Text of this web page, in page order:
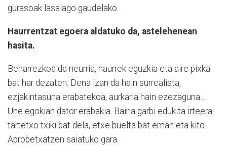
gurasoak lasaiago gaudelako.
Haurrentzat egoera aldatuko da, astelehenean
hasita.
Beharrezkoa da neurria, haurrek eguzkia eta aire pixka
bat har dezaten. Dena izan da hain surrealista,
ezjakintasuna erabatekoa, aurkaria hain ezezaguna…
Une egokian dator erabakia. Baina garbi edukita irteera
tartetxo txiki bat dela, etxe buelta bat eman eta kito.
Aprobetxatzen saiatuko gara.